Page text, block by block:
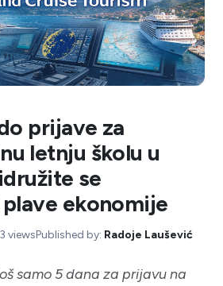
prijave za
letnju školu u
se
ekonomije
viewsPublished by: Radoje Laušević
samo 5 dana za prijavu na